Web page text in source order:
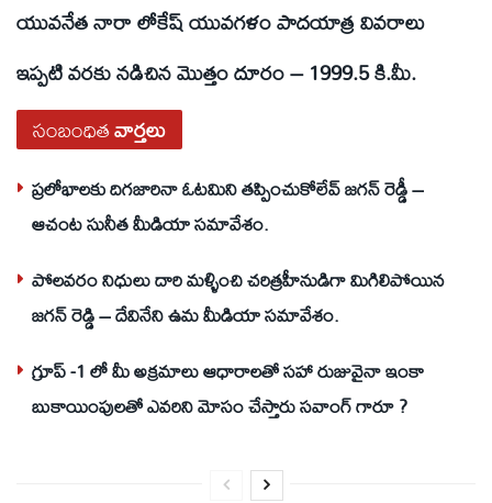
యువనేత నారా లోకేష్ యువగళం పాదయాత్ర వివరాలు
ఇప్పటి వరకు నడిచిన మొత్తం దూరం – 1999.5 కి.మీ.
సంబంధితవార్తలు
ప్రలోభాలకు దిగజారినా ఓటమిని తప్పించుకోలేవ్ జగన్ రెడ్డీ –
ఆచంట సునీత మీడియా సమావేశం.
పోలవరం నిధులు దారి మళ్ళించి చరిత్రహీనుడిగా మిగిలిపోయిన
జగన్ రెడ్డి – దేవినేని ఉమ మీడియా సమావేశం.
గ్రూప్ -1 లో మీ అక్రమాలు ఆధారాలతో సహా రుజువైనా ఇంకా
బుకాయింపులతో ఎవరిని మోసం చేస్తారు సవాంగ్ గారూ ?